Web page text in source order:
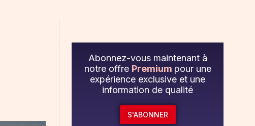
Abonnez-vous maintenant à
notre offre Premium pour une
expérience exclusive et une
information de qualité
S'ABONNER